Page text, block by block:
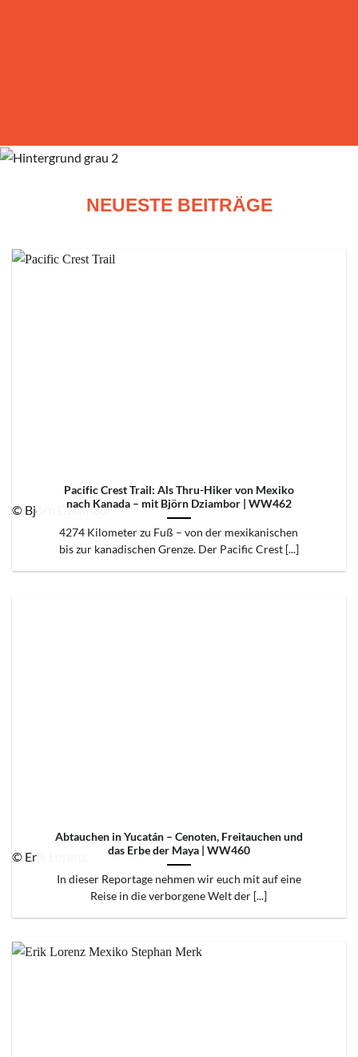
NEUESTE BEITRÄGE
© Björn Dziambor
Pacific Crest Trail: Als Thru-Hiker von Mexiko
nach Kanada – mit Björn Dziambor | WW462
4274 Kilometer zu Fuß – von der mexikanischen
bis zur kanadischen Grenze. Der Pacific Crest [...]
© Erik Lorenz
Abtauchen in Yucatán – Cenoten, Freitauchen und
das Erbe der Maya | WW460
In dieser Reportage nehmen wir euch mit auf eine
Reise in die verborgene Welt der [...]